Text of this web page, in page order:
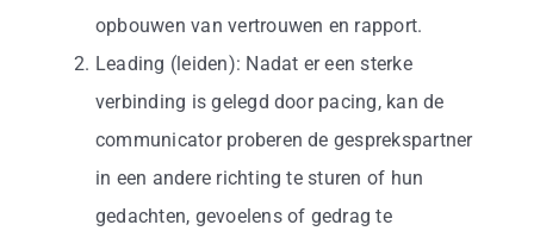
opbouwen van vertrouwen en rapport.
Leading (leiden): Nadat er een sterke
verbinding is gelegd door pacing, kan de
communicator proberen de gesprekspartner
in een andere richting te sturen of hun
gedachten, gevoelens of gedrag te